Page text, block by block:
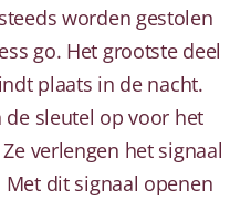
worden gestolen
go. Het grootste deel
plaats in de nacht.
de sleutel op voor het
verlengen het signaal
dit signaal openen